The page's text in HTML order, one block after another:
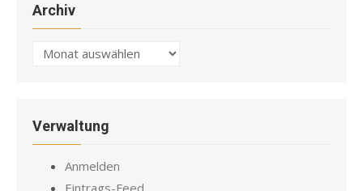
Archiv
Archiv
Verwaltung
Anmelden
Eintrags-Feed